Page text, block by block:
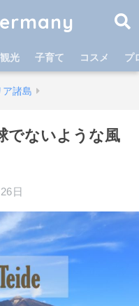
光 子育て コスメ プ
ア諸島
ないような風
日